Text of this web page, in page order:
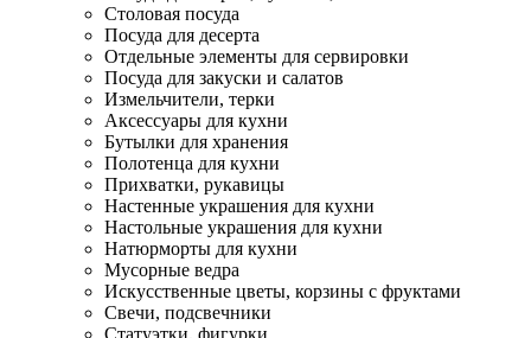
Столовая посуда
Посуда для десерта
Отдельные элементы для сервировки
Посуда для закуски и салатов
Измельчители, терки
Аксессуары для кухни
Бутылки для хранения
Полотенца для кухни
Прихватки, рукавицы
Настенные украшения для кухни
Настольные украшения для кухни
Натюрморты для кухни
Мусорные ведра
Искусственные цветы, корзины с фруктами
Свечи, подсвечники
Статуэтки, фигурки